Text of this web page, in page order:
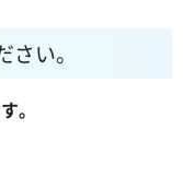
い。
。